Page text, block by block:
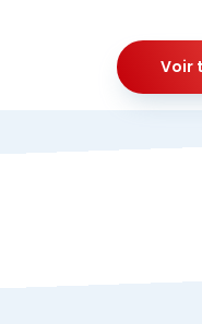
Voir